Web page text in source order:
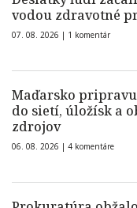
vodou zdravotné
07. 08. 2026 | 1 komentár
Maďarsko
do sietí, úložísk a
zdrojov
06. 08. 2026 | 4 komentáre